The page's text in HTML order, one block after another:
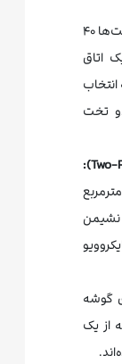
این سوئیت‌ها ۴۰
اتاق
تخت
سوئیت‌هایی بسیار جادار با متراژ ۵۲ تا ۷۳ مترمربع
نشیمن
گوشه
مترمربع که از یک